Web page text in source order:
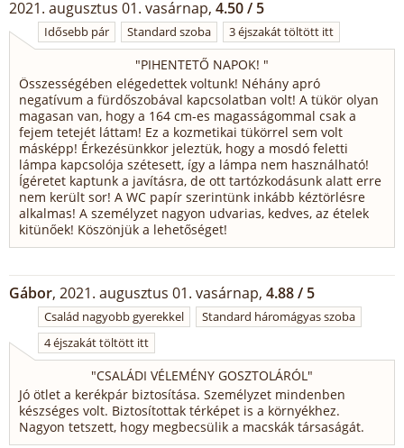
2021. augusztus 01. vasárnap, 4.50 / 5
Idősebb pár Standard szoba 3 éjszakát töltött itt
"PIHENTETŐ NAPOK! "
Összességében elégedettek voltunk! Néhány apró
negatívum a fürdőszobával kapcsolatban volt! A tükör olyan
magasan van, hogy a 164 cm-es magasságommal csak a
fejem tetejét láttam! Ez a kozmetikai tükörrel sem volt
másképp! Érkezésünkkor jeleztük, hogy a mosdó feletti
lámpa kapcsolója szétesett, így a lámpa nem használható!
Ígéretet kaptunk a javításra, de ott tartózkodásunk alatt erre
nem került sor! A WC papír szerintünk inkább kéztörlésre
alkalmas! A személyzet nagyon udvarias, kedves, az ételek
kitünőek! Köszönjük a lehetőséget!
Gábor, 2021. augusztus 01. vasárnap, 4.88 / 5
Család nagyobb gyerekkel
Standard háromágyas szoba
4 éjszakát töltött itt
"CSALÁDI VÉLEMÉNY GOSZTOLÁRÓL"
Jó ötlet a kerékpár biztosítása. Személyzet mindenben
készséges volt. Biztosítottak térképet is a környékhez.
Nagyon tetszett, hogy megbecsülik a macskák társaságát.